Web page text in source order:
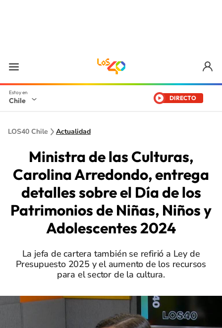
Chile DIRECTO
LOS40 Chile Actualidad
Ministra de las Culturas,
Carolina Arredondo, entrega
detalles sobre el Día de los
Patrimonios de Niñas, Niños y
Adolescentes 2024
La jefa de cartera también se refirió a Ley de
Presupuesto 2025 y el aumento de los recursos
para el sector de la cultura.